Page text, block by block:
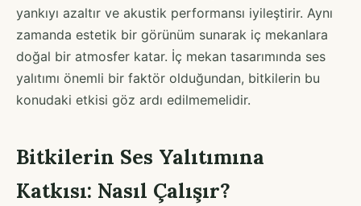
yankıyı azaltır ve akustik performansı iyileştirir. Aynı
zamanda estetik bir görünüm sunarak iç mekanlara
doğal bir atmosfer katar. İç mekan tasarımında ses
yalıtımı önemli bir faktör olduğundan, bitkilerin bu
konudaki etkisi göz ardı edilmemelidir.
Bitkilerin Ses Yalıtımına
Katkısı: Nasıl Çalışır?